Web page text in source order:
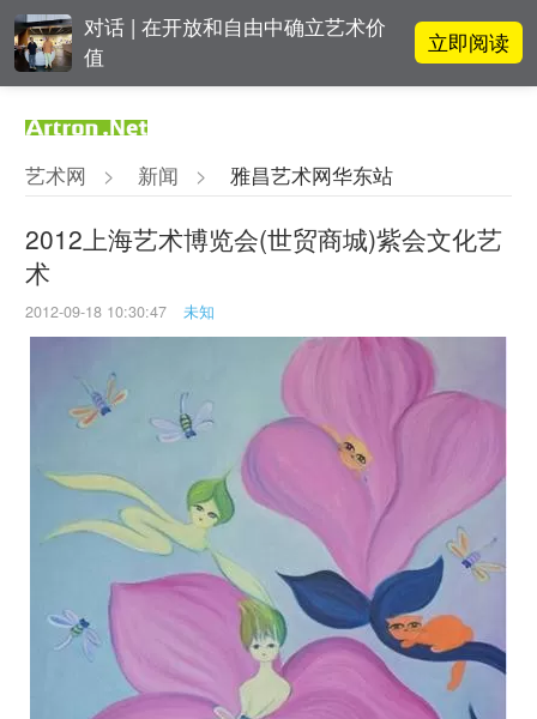
对话 | 在开放和自由中确立艺术价
值
立即阅读
界
吕晓：北京画院两个中心十年 跨学
科带来齐白石研究新突破
翟莫梵：绘画少年的广阔天空
艺术网 > 新闻 > 雅昌艺术网华东站
2012上海艺术博览会(世贸商城)紫会文化艺
术
2012-09-18 10:30:47 未知